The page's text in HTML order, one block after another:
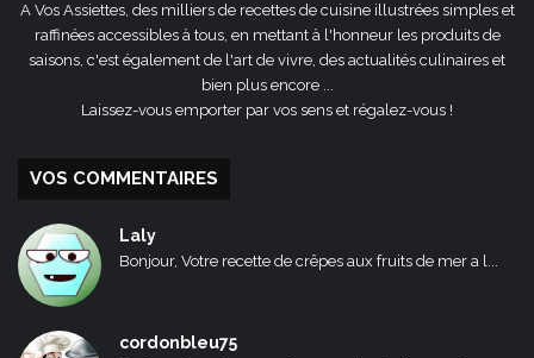
A Vos Assiettes, des milliers de recettes de cuisine illustrées simples et
raffinées accessibles à tous, en mettant à l'honneur les produits de
saisons, c'est également de l'art de vivre, des actualités culinaires et
bien plus encore ...
Laissez-vous emporter par vos sens et régalez-vous !
VOS COMMENTAIRES
Laly
Bonjour, Votre recette de crêpes aux fruits de mer a l...
cordonbleu75